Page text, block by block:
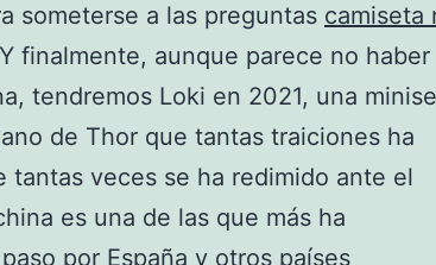
someterse a las preguntas camiseta
finalmente, aunque parece no haber
tendremos Loki en 2021, una
de Thor que tantas traiciones ha
tantas veces se ha redimido ante el
es una de las que más ha
por España y otros países